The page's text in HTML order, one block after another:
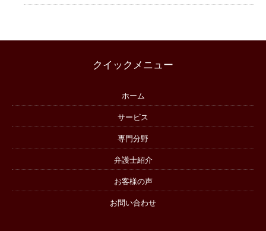
クイックメニュー
ホーム
サービス
専門分野
弁護士紹介
お客様の声
お問い合わせ